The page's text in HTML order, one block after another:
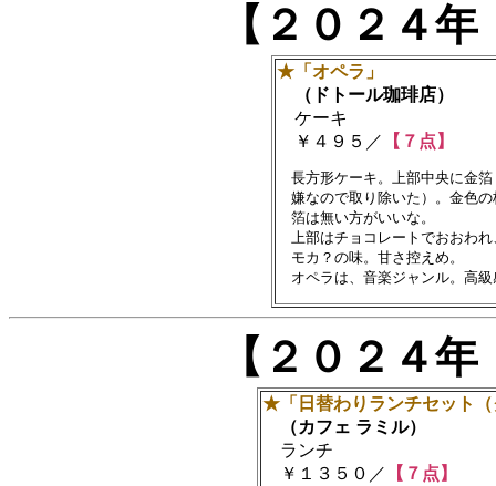
【２０２４
★「オペラ」
（ドトール珈琲店）
ケーキ
￥４９５／ 【７点】
長方形ケーキ。上部中央に金
嫌なので取り除いた）。金色の
箔は無い方がいいな。
上部はチョコレートでおおわ
モカ？の味。甘さ控えめ。
【２０２４
★「日替わりランチセット
（カフェ ラミル）
ランチ
￥１３５０／ 【７点】